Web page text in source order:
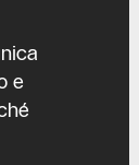
e